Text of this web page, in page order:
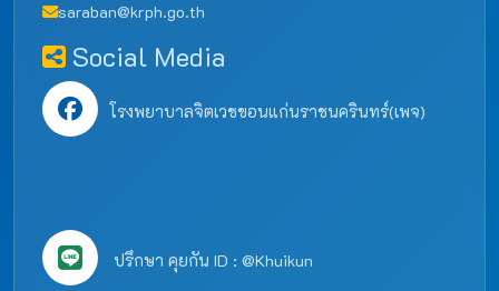
saraban@krph.go.th
Social Media
โรงพยาบาลจิตเวชขอนแก่นราชนครินทร์(เพจ)
ปรึกษา คุยกัน ID : @Khuikun